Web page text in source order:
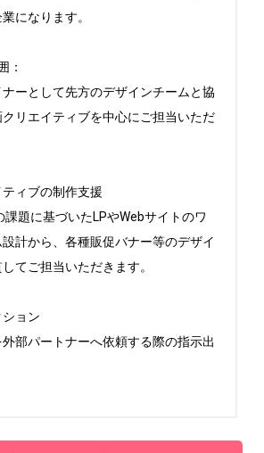
になります。
：
ーとして先方のデザインチームと協
リエイティブを中心にご担当いただ
ティブの制作支援
計から、各種販促バナー等のデザイ
てご担当いただきます。
ション
部パートナーへ依頼する際の指示出